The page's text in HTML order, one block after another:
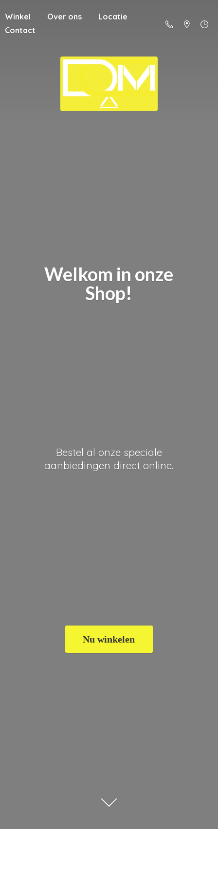
Winkel Over ons
Locatie
Contact
Welkom in onze
Shop!
Bestel al onze speciale
aanbiedingendirect online.
Nu winkelen